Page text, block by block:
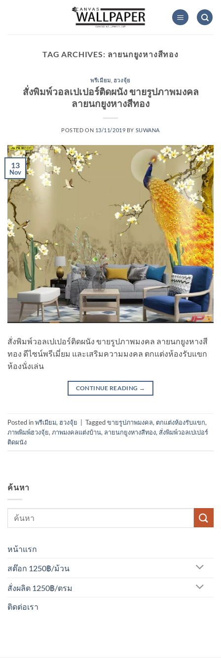
TAG ARCHIVES: ลายนกยูงหางสีทอง
พรีเมียม ฮวงจุ้ย
สั่งพิมพ์วอลเปเปอร์ติดผนัง ขายรูปภาพมงคล
ลายนกยูงหางสีทอง
POSTED ON 13/11/2019 BY SUWANA
13
Nov
สั่งพิมพ์วอลเปเปอร์ติดผนัง ขายรูปภาพมงคล ลายนกยูงหางสี
ทอง ดีไซน์พรีเมี่ยม และเสริมความมงคล ตกแต่งห้องรับแขก
ห้องนั่งเล่น
CONTINUE READING →
Posted inพรีเมียม, ฮวงจุ้ย | Taggedขายรูปภาพมงคล, ตกแต่งห้องรับแขก,
ภาพพิมพ์ฮวงจุ้ย, ภาพมงคลแต่งบ้าน, ลายนกยูงหางสีทอง, สั่งพิมพ์วอลเปเปอร์
ติดผนัง
ค้นหา
หน้าแรก
สต๊อก 1250฿/ม้วน
สั่งผลิต 1250฿/ตรม
ติดต่อเรา